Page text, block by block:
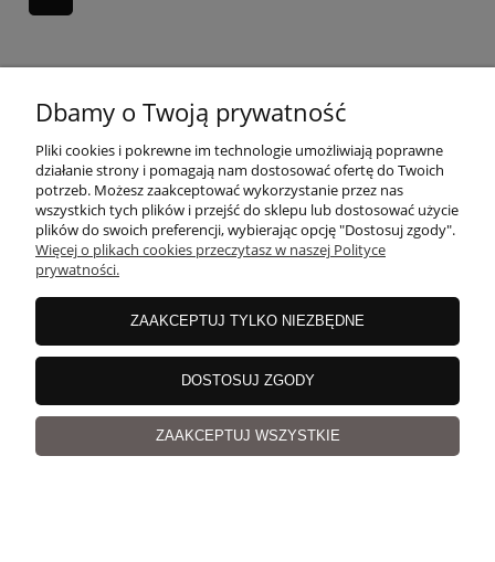
39,00 zł
Dbamy o Twoją prywatność
Pliki cookies i pokrewne im technologie umożliwiają poprawne
działanie strony i pomagają nam dostosować ofertę do Twoich
potrzeb. Możesz zaakceptować wykorzystanie przez nas
wszystkich tych plików i przejść do sklepu lub dostosować użycie
plików do swoich preferencji, wybierając opcję "Dostosuj zgody".
Więcej o plikach cookies przeczytasz w naszej Polityce
prywatności.
ZAAKCEPTUJ TYLKO NIEZBĘDNE
DOSTOSUJ ZGODY
ZAAKCEPTUJ WSZYSTKIE